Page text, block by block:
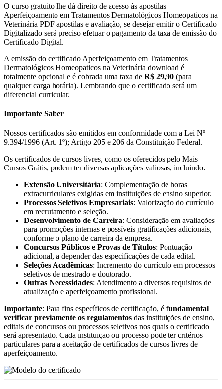
O curso gratuito lhe dá direito de acesso às apostilas
Aperfeiçoamento em Tratamentos Dermatológicos Homeopaticos na
Veterinária PDF apostilas e avaliação, se desejar emitir o Certificado
Digitalizado será preciso efetuar o pagamento da taxa de emissão do
Certificado Digital.
A emissão do certificado Aperfeiçoamento em Tratamentos
Dermatológicos Homeopaticos na Veterinária download é
totalmente opcional e é cobrada uma taxa de R$ 29,90 (para
qualquer carga horária). Lembrando que o certificado será um
diferencial curricular.
Importante Saber
Nossos certificados são emitidos em conformidade com a Lei Nº
9.394/1996 (Art. 1º); Artigo 205 e 206 da Constituição Federal.
Os certificados de cursos livres, como os oferecidos pelo Mais
Cursos Grátis, podem ter diversas aplicações valiosas, incluindo:
Extensão Universitária: Complementação de horas
extracurriculares exigidas em instituições de ensino superior.
Processos Seletivos Empresariais: Valorização do currículo
em recrutamento e seleção.
Desenvolvimento de Carreira: Consideração em avaliações
para promoções internas e possíveis gratificações adicionais,
conforme o plano de carreira da empresa.
Concursos Públicos e Provas de Títulos: Pontuação
adicional, a depender das especificações de cada edital.
Seleções Acadêmicas: Incremento do currículo em processos
seletivos de mestrado e doutorado.
Outras Necessidades: Atendimento a diversos requisitos de
atualização e aperfeiçoamento profissional.
Importante: Para fins específicos de certificação, é fundamental
verificar previamente os regulamentos das instituições de ensino,
editais de concursos ou processos seletivos nos quais o certificado
será apresentado. Cada instituição ou processo pode ter critérios
particulares para a aceitação de certificados de cursos livres de
aperfeiçoamento.